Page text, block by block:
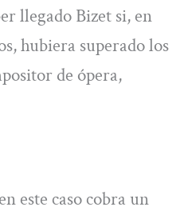
llegado Bizet si, en
hubiera superado los
de ópera,
este caso cobra un